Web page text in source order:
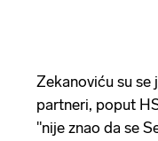
Zekanoviću su
partneri, poput
"nije znao da se